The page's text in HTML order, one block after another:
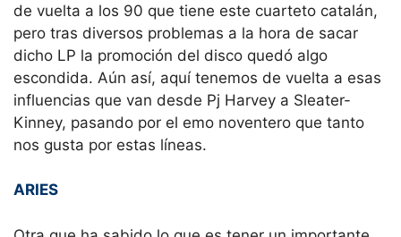
de vuelta a los 90 que tiene este cuarteto catalán,
pero tras diversos problemas a la hora de sacar
dicho LP la promoción del disco quedó algo
escondida. Aún así, aquí tenemos de vuelta a esas
influencias que van desde Pj Harvey a Sleater-
Kinney, pasando por el emo noventero que tanto
nos gusta por estas líneas.
ARIES